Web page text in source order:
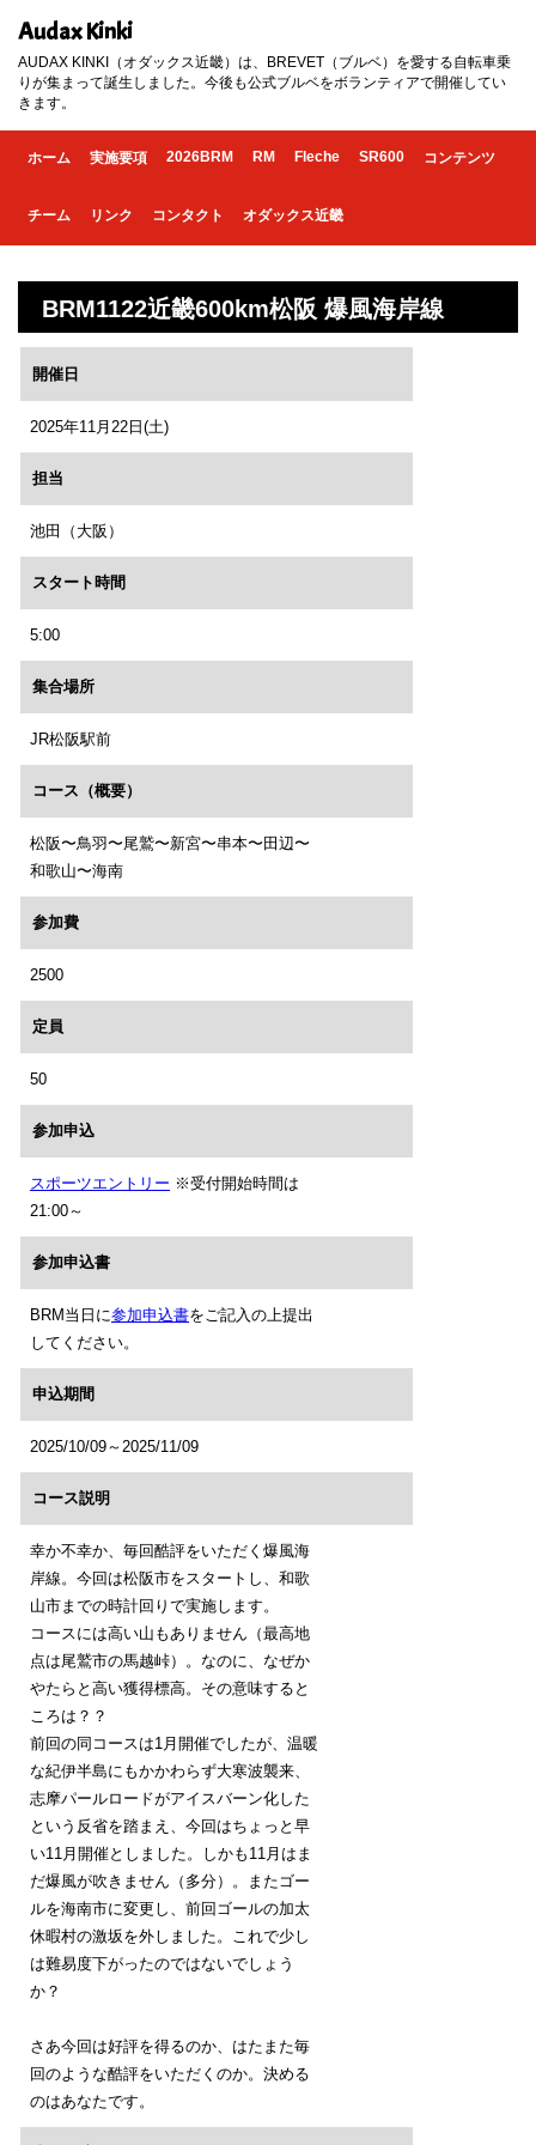
Audax Kinki
AUDAX KINKI（オダックス近畿）は、BREVET（ブルベ）を愛する自転車乗
りが集まって誕生しました。今後も公式ブルベをボランティアで開催してい
きます。
ホーム 実施要項 2026BRM RM Fleche SR600 コンテンツ
チーム リンク コンタクト オダックス近畿
BRM1122近畿600km松阪 爆風海岸線
開催日
2025年11月22日(土)
担当
池田（大阪）
スタート時間
5:00
集合場所
JR松阪駅前
コース（概要）
松阪〜鳥羽〜尾鷲〜新宮〜串本〜田辺〜
和歌山〜海南
参加費
2500
定員
50
参加申込
スポーツエントリー ※受付開始時間は
21:00～
参加申込書
BRM当日に参加申込書をご記入の上提出
してください。
申込期間
2025/10/09～2025/11/09
コース説明
幸か不幸か、毎回酷評をいただく爆風海
岸線。今回は松阪市をスタートし、和歌
山市までの時計回りで実施します。
コースには高い山もありません（最高地
点は尾鷲市の馬越峠）。なのに、なぜか
やたらと高い獲得標高。その意味すると
ころは？？
前回の同コースは1月開催でしたが、温暖
な紀伊半島にもかかわらず大寒波襲来、
志摩パールロードがアイスバーン化した
という反省を踏まえ、今回はちょっと早
い11月開催としました。しかも11月はま
だ爆風が吹きません（多分）。またゴー
ルを海南市に変更し、前回ゴールの加太
休暇村の激坂を外しました。これで少し
は難易度下がったのではないでしょう
か？
さあ今回は好評を得るのか、はたまた毎
回のような酷評をいただくのか。決める
のはあなたです。